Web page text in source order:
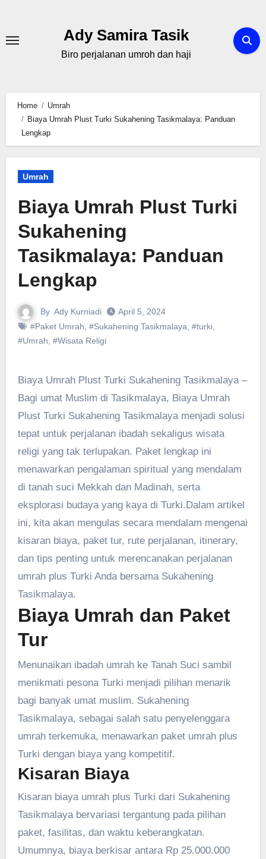
content
Ady Samira Tasik
Biro perjalanan umroh dan haji
Home
Umrah
Biaya Umrah Plust Turki Sukahening Tasikmalaya: Panduan
Lengkap
Umrah
Biaya Umrah Plust Turki
Sukahening
Tasikmalaya: Panduan
Lengkap
By Ady Kurniadi
April 5, 2024
#Paket Umrah, #Sukahening Tasikmalaya, #turki,
#Umrah, #Wisata Religi
Biaya Umrah Plust Turki Sukahening Tasikmalaya –
Bagi umat Muslim di Tasikmalaya, Biaya Umrah
Plust Turki Sukahening Tasikmalaya menjadi solusi
tepat untuk perjalanan ibadah sekaligus wisata
religi yang tak terlupakan. Paket lengkap ini
menawarkan pengalaman spiritual yang mendalam
di tanah suci Mekkah dan Madinah, serta
eksplorasi budaya yang kaya di Turki.Dalam artikel
ini, kita akan mengulas secara mendalam mengenai
kisaran biaya, paket tur, rute perjalanan, itinerary,
dan tips penting untuk merencanakan perjalanan
umrah plus Turki Anda bersama Sukahening
Tasikmalaya.
Biaya Umrah dan Paket
Tur
Menunaikan ibadah umrah ke Tanah Suci sambil
menikmati pesona Turki menjadi pilihan menarik
bagi banyak umat muslim. Sukahening
Tasikmalaya, sebagai salah satu penyelenggara
umrah terkemuka, menawarkan paket umrah plus
Turki dengan biaya yang kompetitif.
Kisaran Biaya
Kisaran biaya umrah plus Turki dari Sukahening
Tasikmalaya bervariasi tergantung pada pilihan
paket, fasilitas, dan waktu keberangkatan.
Umumnya, biaya berkisar antara Rp 25.000.000